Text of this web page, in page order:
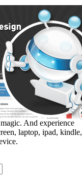
And experience
laptop, ipad, kindle,